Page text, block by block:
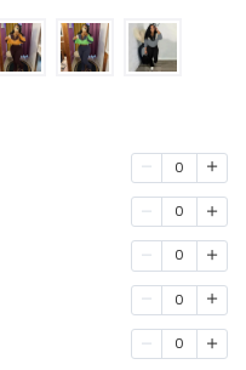
0
0
0
0
0